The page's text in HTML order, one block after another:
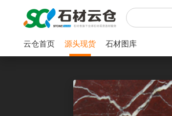
云仓首页 源头现货 石材图库